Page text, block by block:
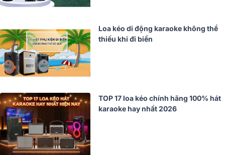
Loa kéo di động karaoke không thể
thiếu khi đi biển
TOP 17 loa kéo chính hãng 100% hát
karaoke hay nhất 2026